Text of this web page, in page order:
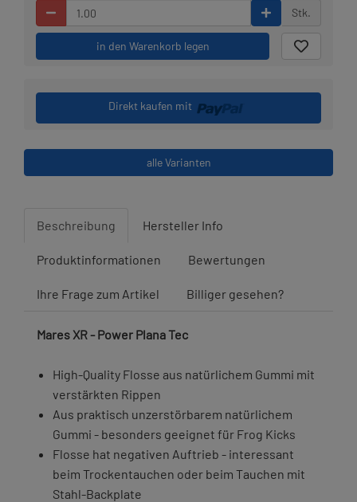
Stk.
in den Warenkorb legen
Direkt kaufen mit
alle Varianten
Beschreibung Hersteller Info
Produktinformationen Bewertungen
Ihre Frage zum Artikel Billiger gesehen?
Mares XR - Power Plana Tec
High-Quality Flosse aus natürlichem Gummi mit
verstärkten Rippen
Aus praktisch unzerstörbarem natürlichem
Gummi - besonders geeignet für Frog Kicks
Flosse hat negativen Auftrieb - interessant
beim Trockentauchen oder beim Tauchen mit
Stahl-Backplate